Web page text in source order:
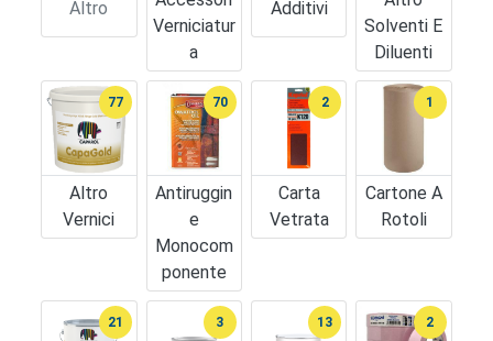
Altro
Verniciatur
A
Additivi
Solventi E
Diluenti
Altro
Vernici
77
Antiruggin
E
Monocom
Ponente
70
Carta
Vetrata
2
Cartone A
Rotoli
1
21 3 13 2